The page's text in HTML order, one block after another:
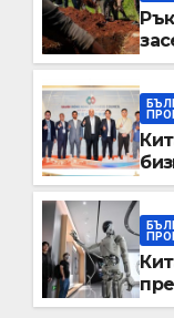
БЪЛГАРО-
от
JUNE 9,